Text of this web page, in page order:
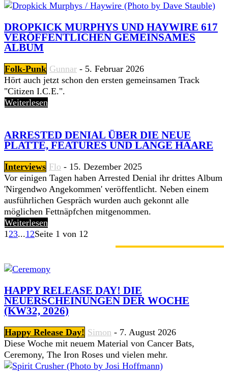
DROPKICK MURPHYS UND HAYWIRE 617
VERÖFFENTLICHEN GEMEINSAMES
ALBUM
Folk-Punk Gunnar - 5. Februar 2026
Hört auch jetzt schon den ersten gemeinsamen Track
"Citizen I.C.E.".
Weiterlesen
ARRESTED DENIAL ÜBER DIE NEUE
PLATTE, FEATURES UND LANGE HAARE
Interviews Flo - 15. Dezember 2025
Vor einigen Tagen haben Arrested Denial ihr drittes Album
'Nirgendwo Angekommen' veröffentlicht. Neben einem
ausführlichen Gespräch wurden auch gekonnt alle
möglichen Fettnäpfchen mitgenommen.
Weiterlesen
123...12Seite 1 von 12
HAPPY RELEASE DAY! DIE
NEUERSCHEINUNGEN DER WOCHE
(KW32, 2026)
Happy Release Day! Simon - 7. August 2026
Diese Woche mit neuem Material von Cancer Bats,
Ceremony, The Iron Roses und vielen mehr.